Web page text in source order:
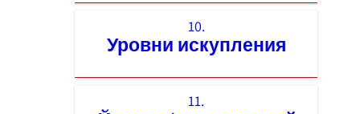
10.
Уровни искупления
11.